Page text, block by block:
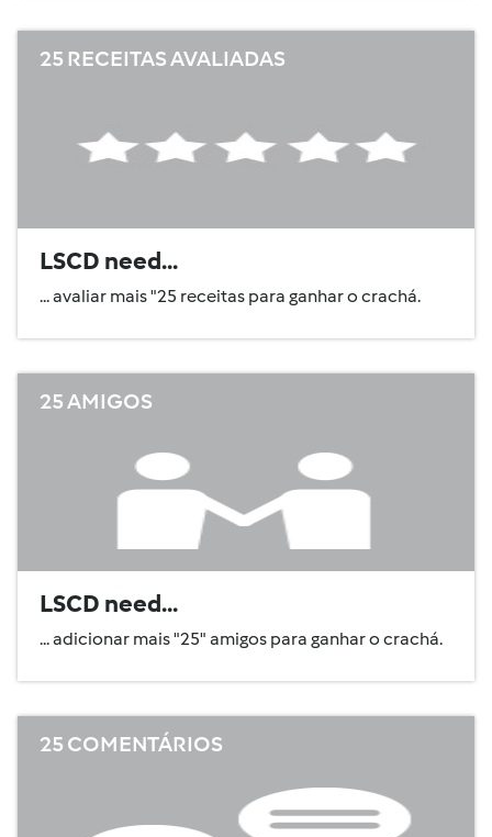
25 RECEITAS AVALIADAS
LSCD need...
... avaliar mais "25 receitas para ganhar o crachá.
25 AMIGOS
LSCD need...
... adicionar mais "25" amigos para ganhar o crachá.
25 COMENTÁRIOS